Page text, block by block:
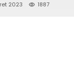
2023 1887